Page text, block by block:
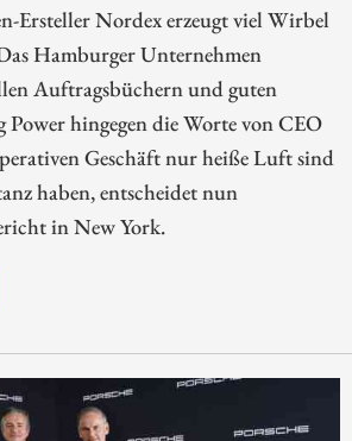
Ersteller Nordex erzeugt viel Wirbel
Hamburger Unternehmen
Auftragsbüchern und guten
hingegen die Worte von CEO
Geschäft nur heiße Luft sind
haben, entscheidet nun
in New York.